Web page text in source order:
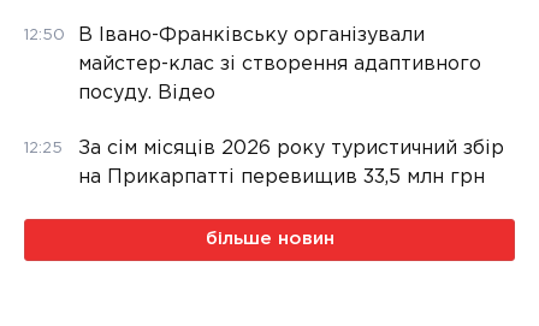
12:50
В Івано-Франківську організували
майстер-клас зі створення адаптивного
посуду. Відео
12:25
За сім місяців 2026 року туристичний збір
на Прикарпатті перевищив 33,5 млн грн
більше новин